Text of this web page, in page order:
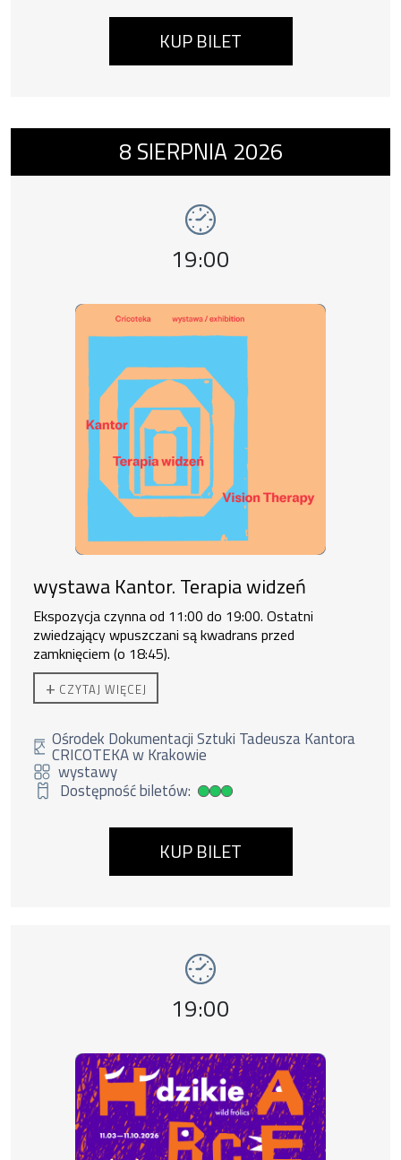
KUP BILET
Wydarzenie numer 9: wystawa Kantor.
8 SIERPNIA 2026
Godzina wydarzenia,
19:00
wystawa Kantor. Terapia widzeń
Ekspozycja czynna od 11:00 do 19:00. Ostatni
zwiedzający wpuszczani są kwadrans przed
zamknięciem (o 18:45).
Do zakupu biletu rodzinnego uprawnione są
dorosłe + 3 dzieci lub 1 os. dorosła + 4 dzieci.
+ CZYTAJ WIĘCEJ
Ośrodek Dokumentacji Sztuki Tadeusza Kantora
CRICOTEKA w Krakowie
wystawy
Dostępność biletów:
Duża dostępność biletów
KUP BILET
Godzina wydarzenia,
19:00